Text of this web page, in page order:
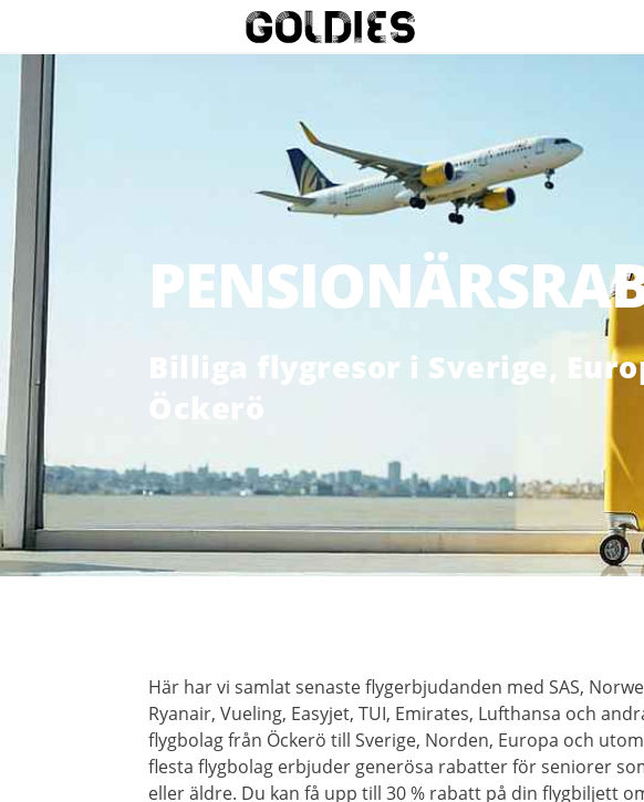
Billiga flygresor i Sverige,
Här har vi samlat senaste flygerbjudanden med SAS,
Ryanair, Vueling, Easyjet, TUI, Emirates, Lufthansa och
flygbolag från Öckerö till Sverige, Norden, Europa och
flesta flygbolag erbjuder generösa rabatter för seniorer
eller äldre. Du kan få upp till 30 % rabatt på din flygbiljett